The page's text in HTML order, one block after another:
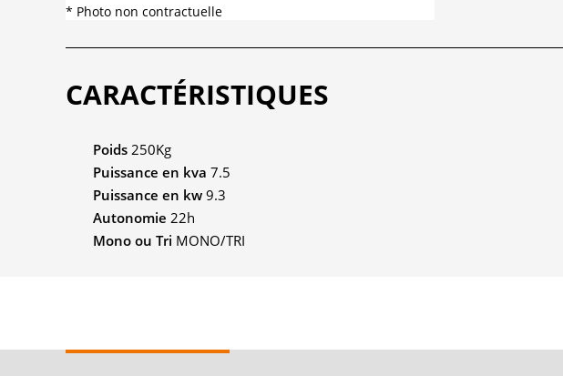
* Photo non contractuelle
CARACTÉRISTIQUES
Poids 250Kg
Puissance en kva 7.5
Puissance en kw 9.3
Autonomie 22h
Mono ou Tri MONO/TRI